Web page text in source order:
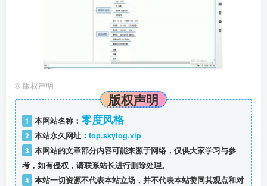
© 版权声明
版权声明
1 本网站名称： 零度风格
2 本站永久网址： top.skylog.vip
3 本网站的文章部分内容可能来源于网络，仅供大家学习与参
考，如有侵权，请联系站长进行删除处理。
4 本站一切资源不代表本站立场，并不代表本站赞同其观点和对